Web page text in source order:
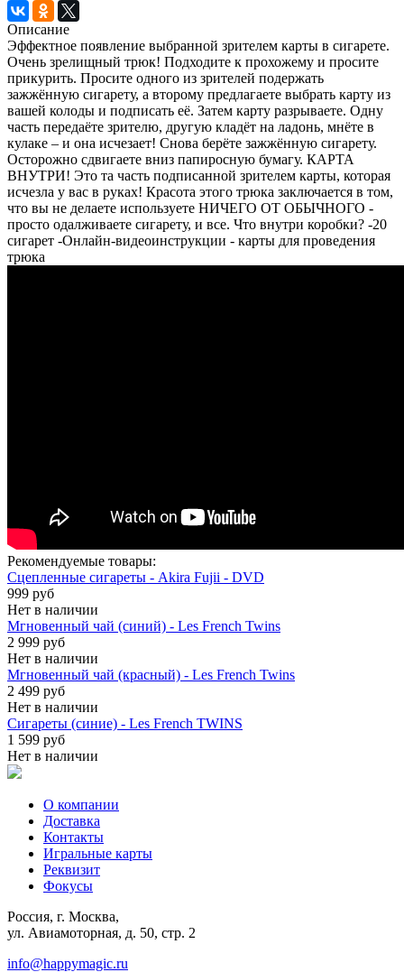
Описание
Эффектное появление выбранной зрителем карты в сигарете.
Очень зрелищный трюк! Подходите к прохожему и просите
прикурить. Просите одного из зрителей подержать
зажжённую сигарету, а второму предлагаете выбрать карту из
вашей колоды и подписать её. Затем карту разрываете. Одну
часть передаёте зрителю, другую кладёт на ладонь, мнёте в
кулаке – и она исчезает! Снова берёте зажжённую сигарету.
Осторожно сдвигаете вниз папиросную бумагу. КАРТА
ВНУТРИ! Это та часть подписанной зрителем карты, которая
исчезла у вас в руках! Красота этого трюка заключается в том,
что вы не делаете используете НИЧЕГО ОТ ОБЫЧНОГО -
просто одалживаете сигарету, и все. Что внутри коробки? -20
сигарет -Онлайн-видеоинструкции - карты для проведения
трюка
Рекомендуемые товары:
Сцепленные сигареты - Akira Fujii - DVD
999 руб
Нет в наличии
Мгновенный чай (синий) - Les French Twins
2 999 руб
Нет в наличии
Мгновенный чай (красный) - Les French Twins
2 499 руб
Нет в наличии
Сигареты (синие) - Les French TWINS
1 599 руб
Нет в наличии
О компании
Доставка
Контакты
Игральные карты
Реквизит
Фокусы
Россия, г. Москва,
ул. Авиамоторная, д. 50, стр. 2
info@happymagic.ru